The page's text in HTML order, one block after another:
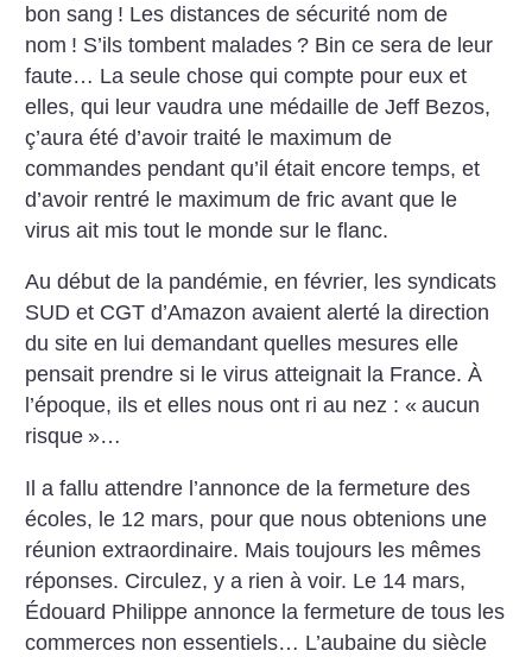
bon sang ! Les distances de sécurité nom de
nom ! S’ils tombent malades ? Bin ce sera de leur
faute… La seule chose qui compte pour eux et
elles, qui leur vaudra une médaille de Jeff Bezos,
ç’aura été d’avoir traité le maximum de
commandes pendant qu’il était encore temps, et
d’avoir rentré le maximum de fric avant que le
virus ait mis tout le monde sur le flanc.
Au début de la pandémie, en février, les syndicats
SUD et CGT d’Amazon avaient alerté la direction
du site en lui demandant quelles mesures elle
pensait prendre si le virus atteignait la France. À
l’époque, ils et elles nous ont ri au nez : « aucun
risque »…
Il a fallu attendre l’annonce de la fermeture des
écoles, le 12 mars, pour que nous obtenions une
réunion extraordinaire. Mais toujours les mêmes
réponses. Circulez, y a rien à voir. Le 14 mars,
Édouard Philippe annonce la fermeture de tous les
commerces non essentiels… L’aubaine du siècle